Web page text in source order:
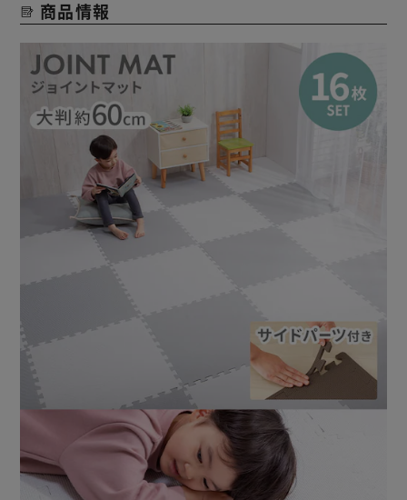
商品情報